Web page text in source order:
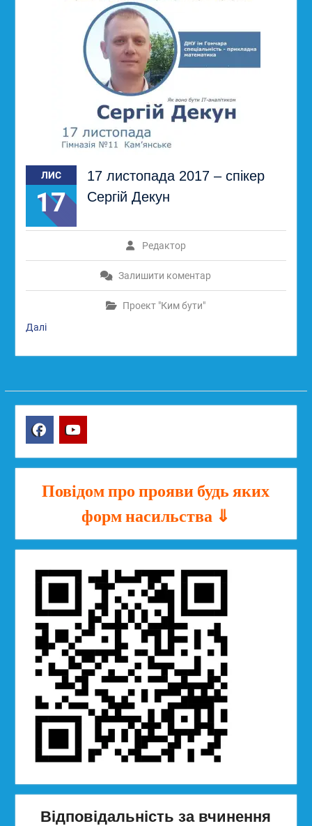
ЛИС
17
17 листопада 2017 – спікер
Сергій Декун
Редактор
Залишити коментар
Проект "Ким бути"
Далі
Повідом про прояви будь яких
форм насильства ⇓
Відповідальність за вчинення